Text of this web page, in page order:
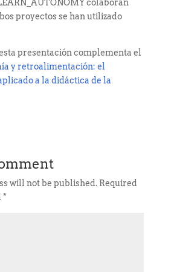
colaboran
proyectos se han utilizado
presentación complementa el
y retroalimentación: el
a la didáctica de la
will not be published. Required
*